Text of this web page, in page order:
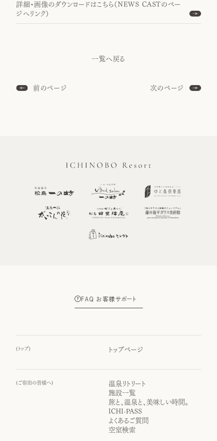
詳細・画像のダウンロードはこちら（NEWS CASTのペー
ジへリンク）
前のページ
一覧へ戻る
次のページ
FAQ お客様サポート
( トップ) トップページ
( ご宿泊の皆様へ)
温泉リトリート
施設一覧
旅と、温泉と、美味しい時間。
ICHI-PASS
よくあるご質問
空室検索